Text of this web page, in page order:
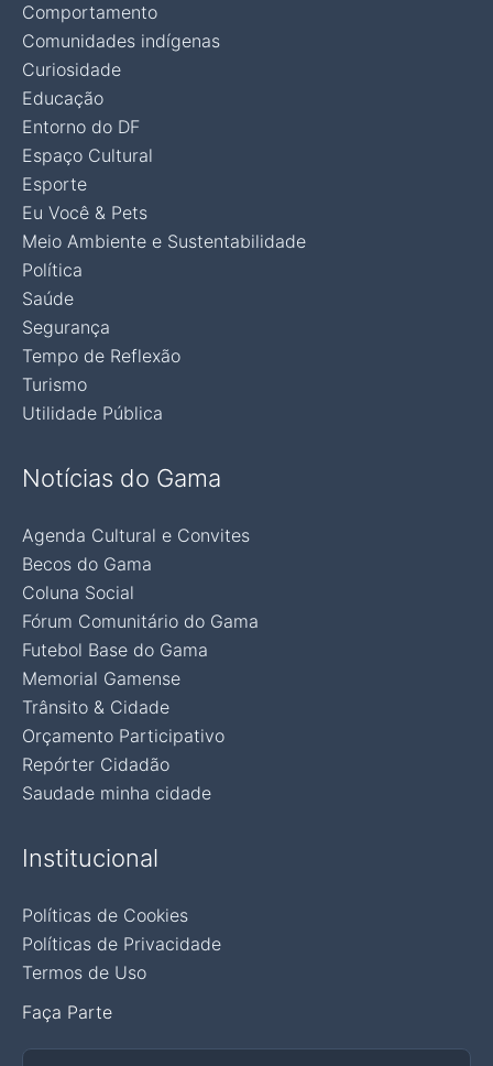
Comportamento
Comunidades indígenas
Curiosidade
Educação
Entorno do DF
Espaço Cultural
Esporte
Eu Você & Pets
Meio Ambiente e Sustentabilidade
Política
Saúde
Segurança
Tempo de Reflexão
Turismo
Utilidade Pública
Notícias do Gama
Agenda Cultural e Convites
Becos do Gama
Coluna Social
Fórum Comunitário do Gama
Futebol Base do Gama
Memorial Gamense
Trânsito & Cidade
Orçamento Participativo
Repórter Cidadão
Saudade minha cidade
Institucional
Políticas de Cookies
Políticas de Privacidade
Termos de Uso
Faça Parte